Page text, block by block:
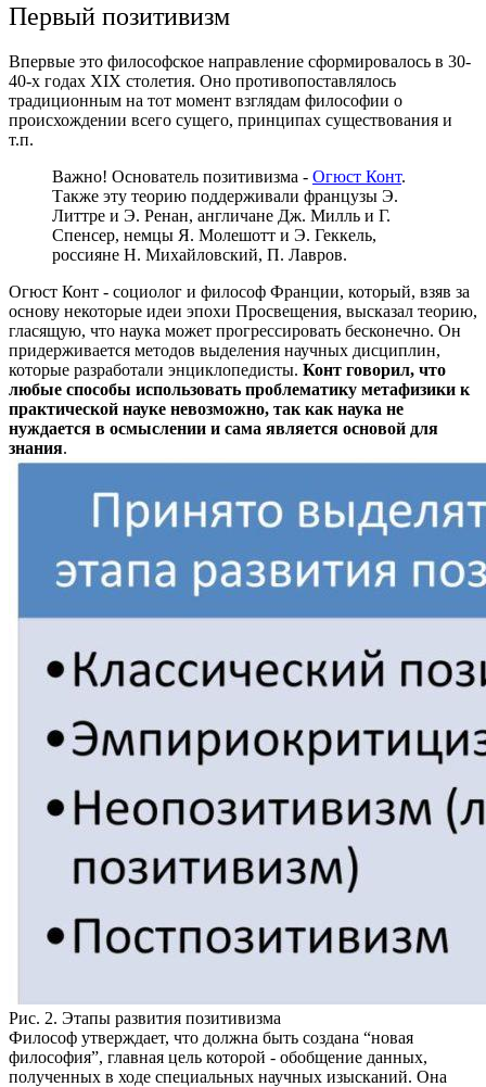
Первый позитивизм
Впервые это философское направление сформировалось в 30-
40-х годах XIX столетия. Оно противопоставлялось
традиционным на тот момент взглядам философии о
происхождении всего сущего, принципах существования и
т.п.
Важно! Основатель позитивизма - Огюст Конт.
Также эту теорию поддерживали французы Э.
Литтре и Э. Ренан, англичане Дж. Милль и Г.
Спенсер, немцы Я. Молешотт и Э. Геккель,
россияне Н. Михайловский, П. Лавров.
Огюст Конт - социолог и философ Франции, который, взяв за
основу некоторые идеи эпохи Просвещения, высказал теорию,
гласящую, что наука может прогрессировать бесконечно. Он
придерживается методов выделения научных дисциплин,
которые разработали энциклопедисты. Конт говорил, что
любые способы использовать проблематику метафизики к
практической науке невозможно, так как наука не
нуждается в осмыслении и сама является основой для
знания.
Рис. 2. Этапы развития позитивизма
Философ утверждает, что должна быть создана “новая
философия”, главная цель которой - обобщение данных,
полученных в ходе специальных научных изысканий. Она